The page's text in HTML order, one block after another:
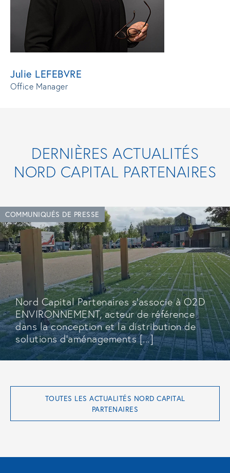
Julie LEFEBVRE
Office Manager
DERNIÈRES ACTUALITÉS
NORD CAPITAL PARTENAIRES
COMMUNIQUÉS DE PRESSE
Nord Capital Partenaires s’associe à O2D
ENVIRONNEMENT, acteur de référence
dans la conception et la distribution de
solutions d’aménagements [...]
TOUTES LES ACTUALITÉS NORD CAPITAL
PARTENAIRES